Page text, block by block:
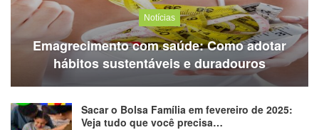
Notícias
Emagrecimento com saúde: Como adotar
hábitos sustentáveis e duradouros
Sacar o Bolsa Família em fevereiro de 2025:
Veja tudo que você precisa…